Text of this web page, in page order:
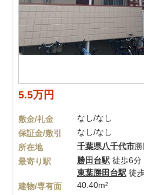
5.5万円
敷金/礼金
なし/なし
保証金/敷引
なし/なし
所在地
千葉県八千代市
最寄り駅
勝田台駅 徒歩6分
東葉勝田台駅 徒
建物/専有面
40.40m²